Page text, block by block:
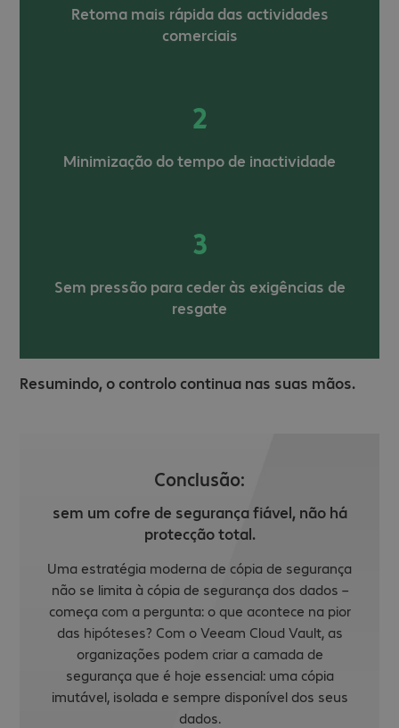
Retoma mais rápida das actividades
comerciais
2
Minimização do tempo de inactividade
3
Sem pressão para ceder às exigências de
resgate
Resumindo, o controlo continua nas suas mãos.
Conclusão:
sem um cofre de segurança fiável, não há
protecção total.
Uma estratégia moderna de cópia de segurança
não se limita à cópia de segurança dos dados –
começa com a pergunta: o que acontece na pior
das hipóteses? Com o Veeam Cloud Vault, as
organizações podem criar a camada de
segurança que é hoje essencial: uma cópia
imutável, isolada e sempre disponível dos seus
dados.